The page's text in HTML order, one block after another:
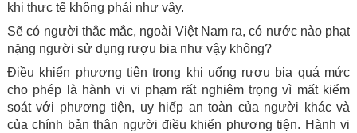
khi thực tế không phải như vậy.
Sẽ có người thắc mắc, ngoài Việt Nam ra, có nước nào phạt
nặng người sử dụng rượu bia như vậy không?
Điều khiển phương tiện trong khi uống rượu bia quá mức
cho phép là hành vi vi phạm rất nghiêm trọng vì mất kiểm
soát với phương tiện, uy hiếp an toàn của người khác và
của chính bản thân người điều khiển phương tiện. Hành vi